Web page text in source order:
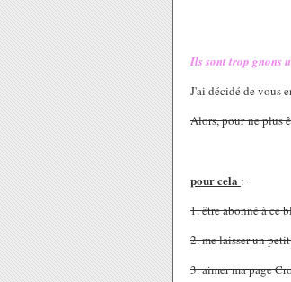
Ils sont trop gnons
J'ai décidé de vous
Alors, pour ne plus
pour cela:
1. être abonné à ce
2. me laisser un
3. aimer ma page